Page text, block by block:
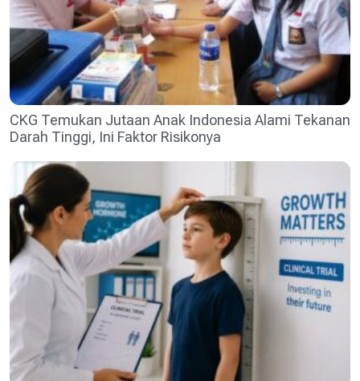
CKG Temukan Jutaan Anak Indonesia Alami Tekanan
Darah Tinggi, Ini Faktor Risikonya